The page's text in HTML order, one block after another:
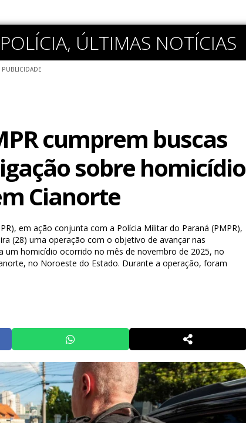
POLÍCIA, ÚLTIMAS NOTÍCIAS
PUBLICIDADE
cumprem buscas
sobre homicídio
Cianorte
em ação conjunta com a Polícia Militar do Paraná (PMPR),
(28) uma operação com o objetivo de avançar nas
um homicídio ocorrido no mês de novembro de 2025, no
no Noroeste do Estado. Durante a operação, foram